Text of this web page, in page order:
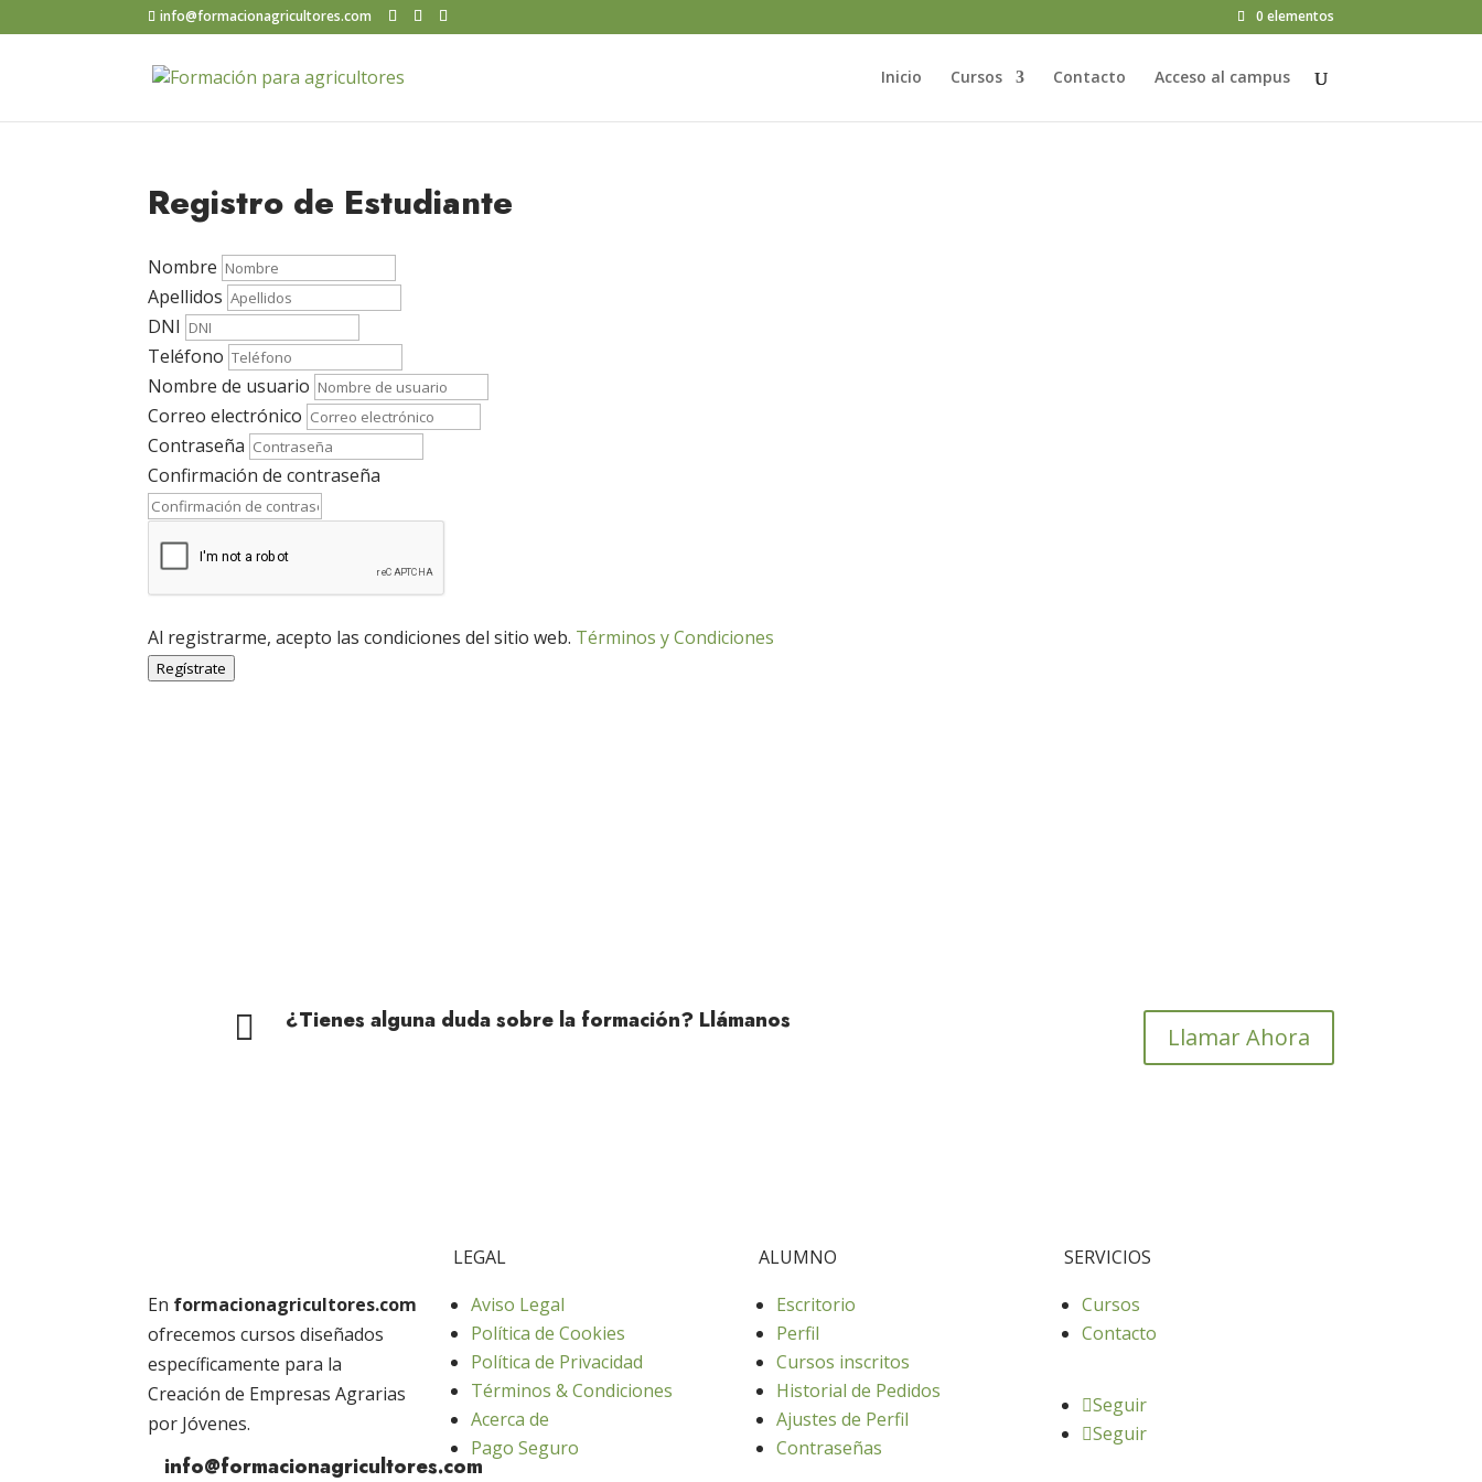
info@formacionagricultores.com 0 elementos
Inicio Cursos Contacto Acceso al campus
Registro de Estudiante
Nombre
Apellidos
DNI
Teléfono
Nombre de usuario
Correo electrónico
Contraseña
Confirmación de contraseña
Al registrarme, acepto las condiciones del sitio web. Términos y Condiciones
Regístrate
 ¿Tienes alguna duda sobre la formación? Llámanos
Llamar Ahora
En formacionagricultores.com
ofrecemos cursos diseñados
específicamente para la
Creación de Empresas Agrarias
por Jóvenes.
info@formacionagricultores.com
LEGAL
Aviso Legal
Política de Cookies
Política de Privacidad
Términos & Condiciones
Acerca de
Pago Seguro
ALUMNO
Escritorio
Perfil
Cursos inscritos
Historial de Pedidos
Ajustes de Perfil
Contraseñas
SERVICIOS
Cursos
Contacto
Seguir
Seguir